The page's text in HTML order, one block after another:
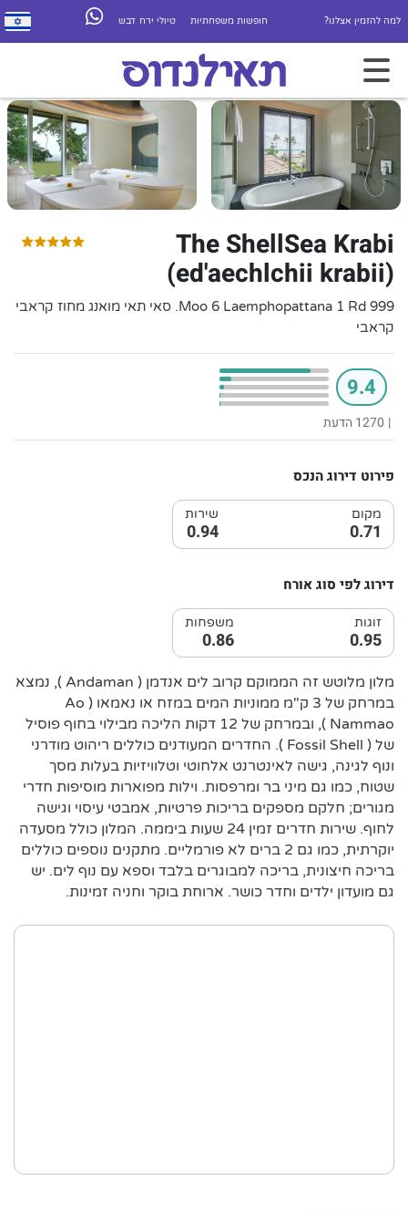
למה להזמין אצלנו? חופשות משפחתיות טיולי ירח דבש
The ShellSea Krabi
(ed'aechlchii krabii)
999 Moo 6 Laemphopattana 1 Rd. סאי תאי מואנג מחוז קראבי
קראבי
9.4
| 1270 הדעת
פירוט דירוג הנכס
מקום
0.71
שירות
0.94
דירוג לפי סוג אורח
זוגות
0.95
משפחות
0.86
מלון מלוטש זה הממוקם קרוב לים אנדמן ( Andaman ), נמצא
במרחק של 3 ק"מ ממוניות המים במזח או נאמאו ( Ao
Nammao ), ובמרחק של 12 דקות הליכה מבילוי בחוף פוסיל
של ( Fossil Shell ). החדרים המעודנים כוללים ריהוט מודרני
ונוף לגינה, גישה לאינטרנט אלחוטי וטלוויזיות בעלות מסך
שטוח, כמו גם מיני בר ומרפסות. וילות מפוארות מוסיפות חדרי
מגורים; חלקם מספקים בריכות פרטיות, אמבטי עיסוי וגישה
לחוף. שירות חדרים זמין 24 שעות ביממה. המלון כולל מסעדה
יוקרתית, כמו גם 2 ברים לא פורמליים. מתקנים נוספים כוללים
בריכה חיצונית, בריכה למבוגרים בלבד וספא עם נוף לים. יש
גם מועדון ילדים וחדר כושר. ארוחת בוקר וחניה זמינות.